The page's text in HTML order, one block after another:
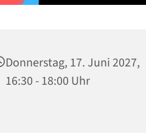
Donnerstag, 17. Juni 2027,
16:30 - 18:00 Uhr